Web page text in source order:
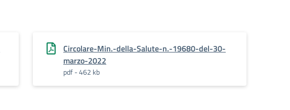
Circolare-Min.-della-Salute-n.-19680-del-30-
marzo-2022
pdf - 462 kb